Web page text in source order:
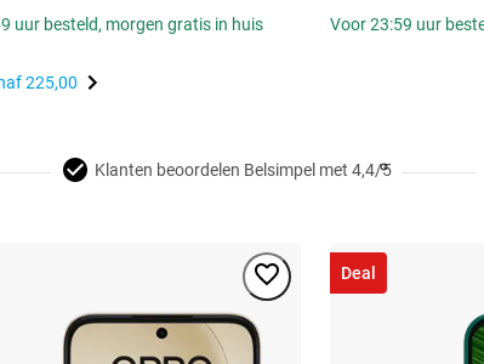
uur besteld, morgen gratis in huis
225,00
Voor 23:59 uur
Klanten beoordelen Belsimpel met 4,4/5
Deal